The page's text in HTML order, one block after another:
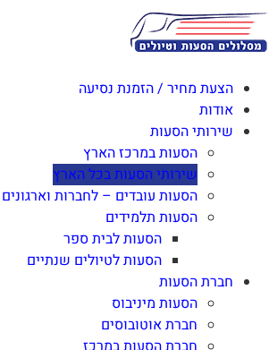
הצעת מחיר / הזמנת נסיעה
אודות
שירותי הסעות
הסעות במרכז הארץ
שירותי הסעות בכל הארץ
הסעות עובדים – לחברות וארגונים
הסעות תלמידים
הסעות לבית ספר
הסעות לטיולים שנתיים
חברת הסעות
הסעות מיניבוס
חברת אוטובוסים